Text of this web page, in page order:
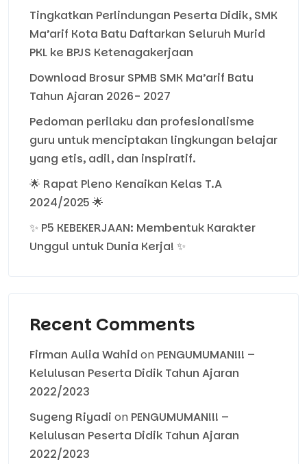
Tingkatkan Perlindungan Peserta Didik, SMK
Ma’arif Kota Batu Daftarkan Seluruh Murid
PKL ke BPJS Ketenagakerjaan
Download Brosur SPMB SMK Ma’arif Batu
Tahun Ajaran 2026- 2027
Pedoman perilaku dan profesionalisme
guru untuk menciptakan lingkungan belajar
yang etis, adil, dan inspiratif.
🌟 Rapat Pleno Kenaikan Kelas T.A
2024/2025 🌟
✨ P5 KEBEKERJAAN: Membentuk Karakter
Unggul untuk Dunia Kerja! ✨
Recent Comments
Firman Aulia Wahid on PENGUMUMAN!!! –
Kelulusan Peserta Didik Tahun Ajaran
2022/2023
Sugeng Riyadi on PENGUMUMAN!!! –
Kelulusan Peserta Didik Tahun Ajaran
2022/2023